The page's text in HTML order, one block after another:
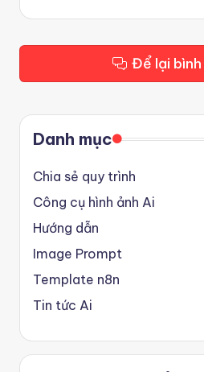
Để lại bình
Danh mục
Chia sẻ quy trình
Công cụ hình ảnh Ai
Hướng dẫn
Image Prompt
Template n8n
Tin tức Ai